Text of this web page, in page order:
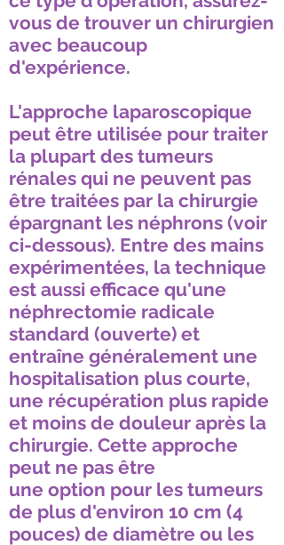
vous de trouver un chirurgien
avec beaucoup
d'expérience.
L'approche laparoscopique
peut être utilisée pour traiter
la plupart des tumeurs
rénales qui ne peuvent pas
être traitées par la chirurgie
épargnant les néphrons (voir
ci-dessous). Entre des mains
expérimentées, la technique
est aussi efficace qu'une
néphrectomie radicale
standard (ouverte) et
entraîne généralement une
hospitalisation plus courte,
une récupération plus rapide
et moins de douleur après la
chirurgie. Cette approche
peut ne pas être
une option pour les tumeurs
de plus d'environ 10 cm (4
pouces) de diamètre ou les